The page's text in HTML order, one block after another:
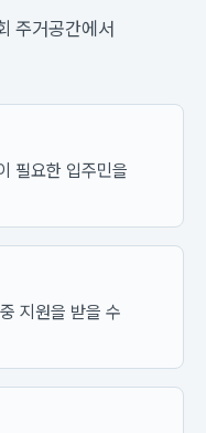
주거공간에서
필요한 입주민을
지원을 받을 수